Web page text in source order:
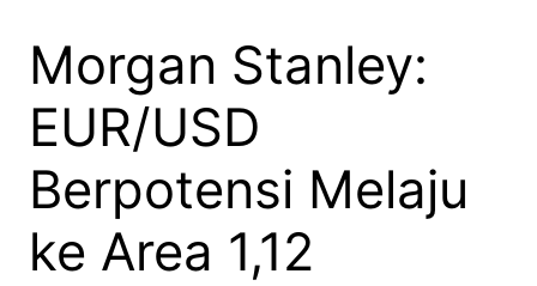
Morgan Stanley:
EUR/USD
Berpotensi Melaju
ke Area 1,12